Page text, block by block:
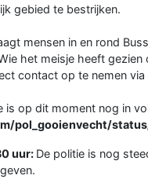
gebied te bestrijken.
mensen in en rond
het meisje heeft
contact op te nemen via
is op dit moment nog in
pol_gooienvecht/
uur: De politie is nog